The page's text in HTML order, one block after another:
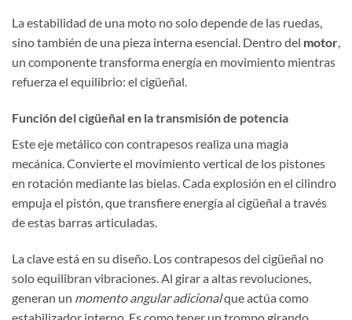
La estabilidad de una moto no solo depende de las ruedas,
sino también de una pieza interna esencial. Dentro del motor,
un componente transforma energía en movimiento mientras
refuerza el equilibrio: el cigüeñal.
Función del cigüeñal en la transmisión de potencia
Este eje metálico con contrapesos realiza una magia
mecánica. Convierte el movimiento vertical de los pistones
en rotación mediante las bielas. Cada explosión en el cilindro
empuja el pistón, que transfiere energía al cigüeñal a través
de estas barras articuladas.
La clave está en su diseño. Los contrapesos del cigüeñal no
solo equilibran vibraciones. Al girar a altas revoluciones,
generan un momento angular adicionalque actúa como